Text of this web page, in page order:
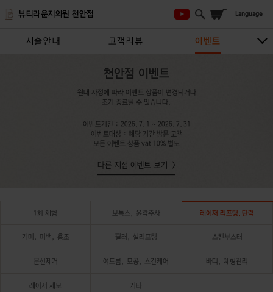
뷰티라운지의원 천안점
시술안내 고객리뷰 이벤트
지점안내
천안점 이벤트
이벤트기간 : 2026.7.1 ~ 2026.7.31
이벤트대상 : 해당 기간 방문 고객
원내 사정에 따라 이벤트 상품이 변경되거나
조기 종료될 수 있습니다.
모든 이벤트 상품 vat 10% 별도
다른 지점 이벤트 보기
1회 체험 보톡스, 윤곽주사 레이저 리프팅,탄력
기미, 미백, 홍조 필러, 실리프팅 스킨부스터
문신제거 여드름, 모공, 스킨케어 바디, 체형관리
레이저 제모 기타